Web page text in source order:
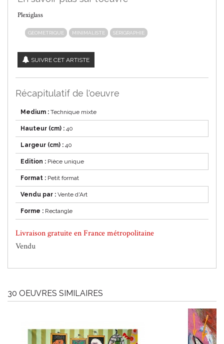
Plexiglass
GEOMETRIQUE MINIMALISTE SÉRIGRAPHIE
SUIVRE CET ARTISTE
Récapitulatif de l'oeuvre
Medium : Technique mixte
Hauteur (cm) : 40
Largeur (cm) : 40
Edition : Pièce unique
Format : Petit format
Vendu par : Vente d'Art
Forme : Rectangle
Livraison gratuite en France métropolitaine
Vendu
30 OEUVRES SIMILAIRES